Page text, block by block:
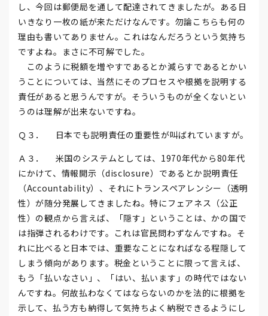
し、今回は郵便局を通して配達されてきましたが。ある日
いきなり一枚の紙が来ただけなんです。勿論こちらも何の
理由も書いてありません。これはなんだろうという気持ち
ですよね。まさに不可解でした。
このように税額を増やすであるとか減らすであるとかい
うことについては、当然にそのプロセスや根拠を説明する
責任があると思うんですが。そういうものが全くないとい
うのは理解が出来ないですね。
Ｑ３． 日本でも説明責任の重要性が叫ばれていますが。
Ａ３． 米国のシステムとしては、1970年代から80年代
にかけて、情報開示（disclosure）であるとか説明責任
（Accountability）、それにトランスペアレンシー（透明
性）が随分発展してきましたね。特にフェアネス（公正
性）の観点から言えば、「隠す」ということは、かの国で
は指弾されるわけです。これは官民問わずなんですね。そ
れに比べると日本では、重要なことになればなる程隠して
しまう傾向があります。税金ということに限って言えば、
もう「払いなさい」、「はい、払います」の時代ではない
んですね。何故払わなくてはならないのかを法的に根拠を
示して、払う方も納得して気持ちよく納税できるようにし